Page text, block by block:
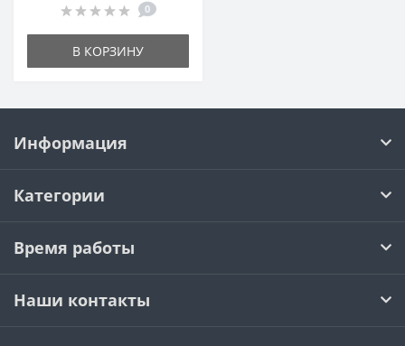
0
В КОРЗИНУ
Информация
Категории
Время работы
Наши контакты